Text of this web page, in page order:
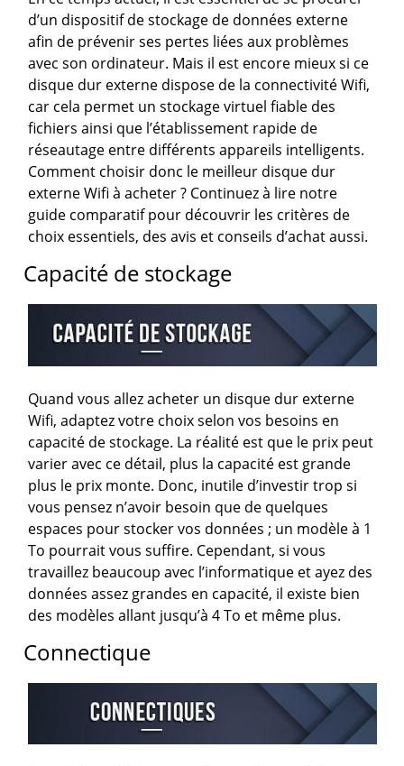
d’un dispositif de stockage de données externe
afin de prévenir ses pertes liées aux problèmes
avec son ordinateur. Mais il est encore mieux si ce
disque dur externe dispose de la connectivité Wifi,
car cela permet un stockage virtuel fiable des
fichiers ainsi que l’établissement rapide de
réseautage entre différents appareils intelligents.
Comment choisir donc le meilleur disque dur
externe Wifi à acheter ? Continuez à lire notre
guide comparatif pour découvrir les critères de
choix essentiels, des avis et conseils d’achat aussi.
Capacité de stockage
Quand vous allez acheter un disque dur externe
Wifi, adaptez votre choix selon vos besoins en
capacité de stockage. La réalité est que le prix peut
varier avec ce détail, plus la capacité est grande
plus le prix monte. Donc, inutile d’investir trop si
vous pensez n’avoir besoin que de quelques
espaces pour stocker vos données ; un modèle à 1
To pourrait vous suffire. Cependant, si vous
travaillez beaucoup avec l’informatique et ayez des
données assez grandes en capacité, il existe bien
des modèles allant jusqu’à 4 To et même plus.
Connectique